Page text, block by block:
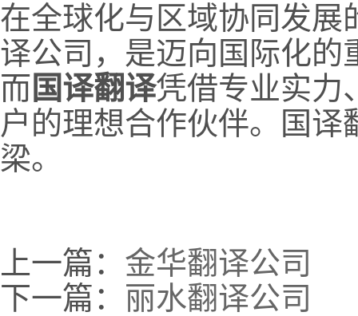
在全球化与区域协同发展
译公司，是迈向国际化的
而 国译翻译凭借专业实力
户的理想合作伙伴。国
梁。
上一篇： 金华翻译公司
下一篇： 丽水翻译公司